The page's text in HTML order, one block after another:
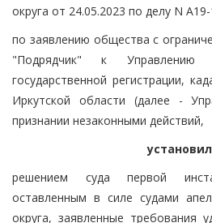
округа от 24.05.2023 по делу N
по заявлению общества с
"Подрядчик" к Управлению
государственной регистрации,
Иркутской области (далее -
признании незаконными действий,
решением суда первой
оставленным в силе судами
округа, заявленные требования